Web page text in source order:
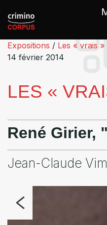
Expositions / Les « vrais
14 février 2014
LES «
René Girier,
Jean-Claude
Panneau de gestion des